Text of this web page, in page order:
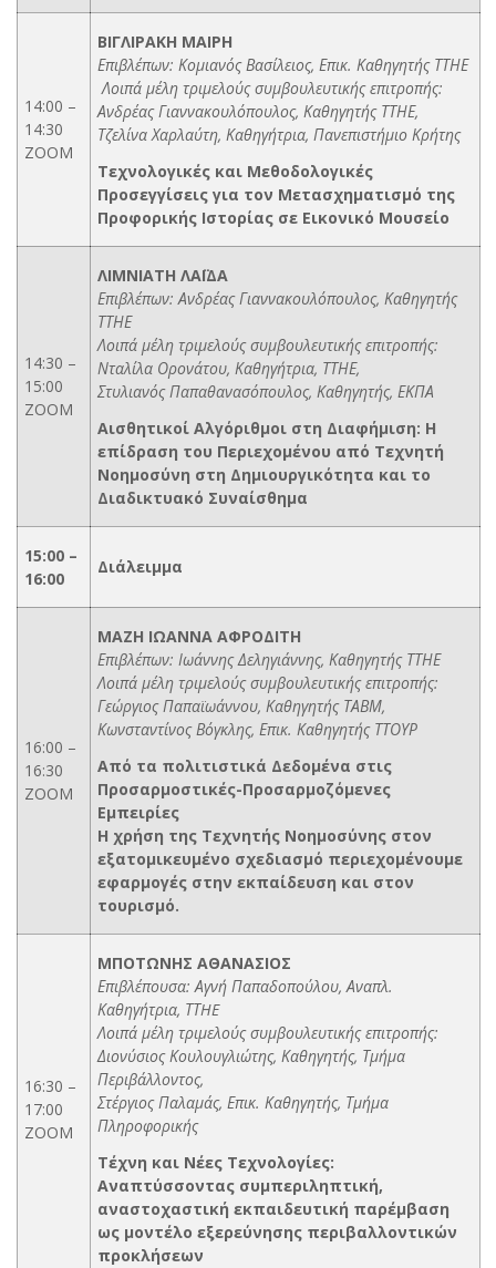
14:00 –
14:30
ZOOM
ΒΙΓΛΙΡΑΚΗ ΜΑΙΡΗ
Επιβλέπων: Κομιανός Βασίλειος, Επικ. Καθηγητής ΤΤΗΕ
Λοιπά μέλη τριμελούς συμβουλευτικής επιτροπής:
Ανδρέας Γιαννακουλόπουλος, Καθηγητής ΤΤΗΕ,
Τζελίνα Χαρλαύτη, Καθηγήτρια, Πανεπιστήμιο Κρήτης
Τεχνολογικές και Μεθοδολογικές
Προσεγγίσεις για τον Μετασχηματισμό της
Προφορικής Ιστορίας σε Εικονικό Μουσείο
14:30 –
15:00
ΖΟΟΜ
ΛΙΜΝΙΑΤΗ ΛΑΪΔΑ
Επιβλέπων: Ανδρέας Γιαννακουλόπουλος, Καθηγητής
ΤΤΗΕ
Λοιπά μέλη τριμελούς συμβουλευτικής επιτροπής:
Νταλίλα Ορονάτου, Καθηγήτρια, ΤΤΗΕ,
Στυλιανός Παπαθανασόπουλος, Καθηγητής, ΕΚΠΑ
Αισθητικοί Αλγόριθμοι στη Διαφήμιση: Η
επίδραση του Περιεχομένου από Τεχνητή
Νοημοσύνη στη Δημιουργικότητα και το
Διαδικτυακό Συναίσθημα
15:00 –
16:00
Διάλειμμα
16:00 –
16:30
ΖΟΟΜ
ΜΑΖΗ ΙΩΑΝΝΑ ΑΦΡΟΔΙΤΗ
Επιβλέπων: Ιωάννης Δεληγιάννης, Καθηγητής ΤΤΗΕ
Λοιπά μέλη τριμελούς συμβουλευτικής επιτροπής:
Γεώργιος Παπαϊωάννου, Καθηγητής ΤΑΒΜ,
Κωνσταντίνος Βόγκλης, Επικ. Καθηγητής ΤΤΟΥΡ
Από τα πολιτιστικά Δεδομένα στις
Προσαρμοστικές-Προσαρμοζόμενες
Εμπειρίες
Η χρήση της Τεχνητής Νοημοσύνης στον
εξατομικευμένο σχεδιασμό περιεχομένουμε
εφαρμογές στην εκπαίδευση και στον
τουρισμό.
16:30 –
17:00
ZOOM
ΜΠΟΤΩΝΗΣ ΑΘΑΝΑΣΙΟΣ
Επιβλέπουσα: Αγνή Παπαδοπούλου, Αναπλ.
Καθηγήτρια, ΤΤHE
Λοιπά μέλη τριμελούς συμβουλευτικής επιτροπής:
Διονύσιος Κουλουγλιώτης, Καθηγητής, Τμήμα
Περιβάλλοντος,
Στέργιος Παλαμάς, Επικ. Καθηγητής, Τμήμα
Πληροφορικής
Τέχνη και Νέες Τεχνολογίες:
Αναπτύσσοντας συμπεριληπτική,
αναστοχαστική εκπαιδευτική παρέμβαση
ως μοντέλο εξερεύνησης περιβαλλοντικών
προκλήσεων